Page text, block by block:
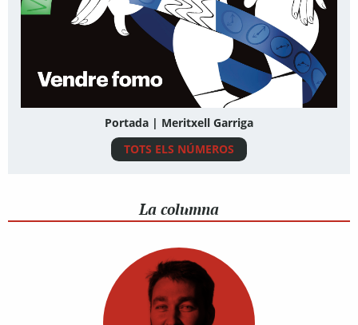
Portada | Meritxell Garriga
TOTS ELS NÚMEROS
La columna